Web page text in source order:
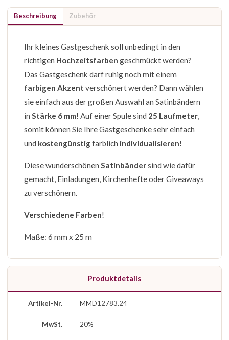
Beschreibung Zubehör
Ihr kleines Gastgeschenk soll unbedingt in den
richtigen Hochzeitsfarben geschmückt werden?
Das Gastgeschenk darf ruhig noch mit einem
farbigen Akzent verschönert werden? Dann wählen
sie einfach aus der großen Auswahl an Satinbändern
in Stärke 6 mm! Auf einer Spule sind 25 Laufmeter
somit können Sie Ihre Gastgeschenke sehr einfach
und kostengünstigfarblich individualisieren!
Diese wunderschönen Satinbändersind wie dafür
gemacht, Einladungen, Kirchenhefte oder Giveaways
zu verschönern.
Verschiedene Farben!
Maße: 6 mm x 25 m
Produktdetails
Artikel-Nr. MMD12783.24
MwSt. 20%